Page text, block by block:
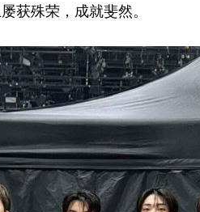
获殊荣，成就斐然。